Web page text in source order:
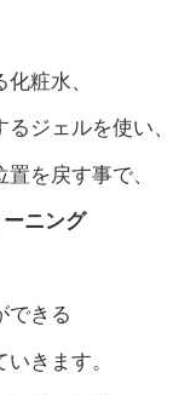
粧水、
ジェルを使い、
を戻す事で、
ニング
できる
きます。